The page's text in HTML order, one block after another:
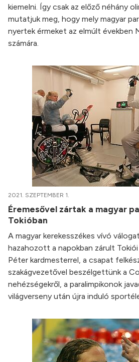
kiemelni. Így csak az előző néhány
mutatjuk meg, hogy mely magyar
nyertek érmeket az elmúlt években
számára.
2021. SZEPTEMBER 1.
Éremesővel zártak a magyar
Tokióban
A magyar kerekesszékes vívó
hazahozott a napokban zárult Tokiói
Péter kardmesterrel, a csapat
szakágvezetővel beszélgettünk a
nehézségekről, a paralimpikonok
világverseny után újra induló